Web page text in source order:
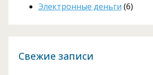
Электронные деньги (6)
Свежие записи